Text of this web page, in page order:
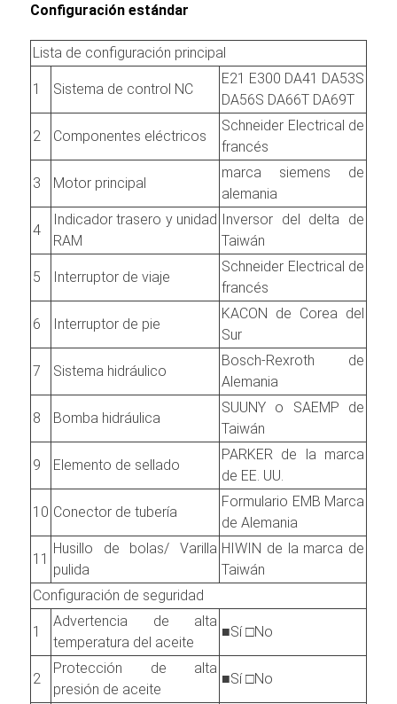
Configuración estándar
Lista de configuración principal
1 Sistema de control NC
E21 E300 DA41 DA53S
DA56S DA66T DA69T
2 Componentes eléctricos
Schneider Electrical de
francés
3 Motor principal
marca siemens de
alemania
4
Indicador trasero y unidad
RAM
Inversor del delta de
Taiwán
5 Interruptor de viaje
Schneider Electrical de
francés
6 Interruptor de pie
KACON de Corea del
Sur
7 Sistema hidráulico
Bosch-Rexroth de
Alemania
8 Bomba hidráulica
SUUNY o SAEMP de
Taiwán
9 Elemento de sellado
PARKER de la marca
de EE. UU.
10 Conector de tubería
Formulario EMB Marca
de Alemania
11
Husillo de bolas/ Varilla
pulida
HIWIN de la marca de
Taiwán
Configuración de seguridad
1
Advertencia de alta
temperatura del aceite
■Sí □No
2
Protección de alta
presión de aceite
■Sí □No